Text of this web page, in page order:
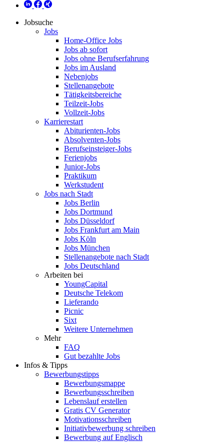
Jobsuche
Jobs
Home-Office Jobs
Jobs ab sofort
Jobs ohne Berufserfahrung
Jobs im Ausland
Nebenjobs
Stellenangebote
Tätigkeitsbereiche
Teilzeit-Jobs
Vollzeit-Jobs
Karrierestart
Abiturienten-Jobs
Absolventen-Jobs
Berufseinsteiger-Jobs
Ferienjobs
Junior-Jobs
Praktikum
Werkstudent
Jobs nach Stadt
Jobs Berlin
Jobs Dortmund
Jobs Düsseldorf
Jobs Frankfurt am Main
Jobs Köln
Jobs München
Stellenangebote nach Stadt
Jobs Deutschland
Arbeiten bei
YoungCapital
Deutsche Telekom
Lieferando
Picnic
Sixt
Weitere Unternehmen
Mehr
FAQ
Gut bezahlte Jobs
Infos & Tipps
Bewerbungstipps
Bewerbungsmappe
Bewerbungsschreiben
Lebenslauf erstellen
Gratis CV Generator
Motivationsschreiben
Initiativbewerbung schreiben
Bewerbung auf Englisch